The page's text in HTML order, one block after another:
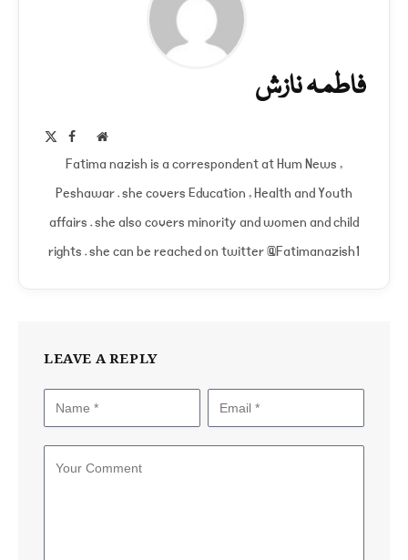
فاطمہ نازش
Website
Facebook
Fatima nazish is a correspondent at Hum News ,
Peshawar . she covers Education , Health and Youth
affairs . she also covers minority and women and child
rights . she can be reached on twitter @Fatimanazish1
LEAVE A REPLY